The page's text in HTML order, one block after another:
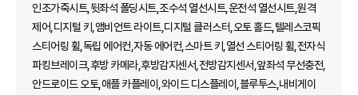
인조가죽시트,뒷좌석 폴딩시트,조수석 열선시트,운전석 열선시트,원격
제어,디지털 키,앰비언트 라이트,디지털 클러스터,오토 홀드,텔레스코픽
스티어링 휠,독립 에어컨,자동 에어컨,스마트 키,열선 스티어링 휠,전자식
파킹브레이크,후방 카메라,후방감지센서,전방감지센서,앞좌석 무선충전,
안드로이드 오토,애플 카플레이,와이드 디스플레이,블루투스,내비게이